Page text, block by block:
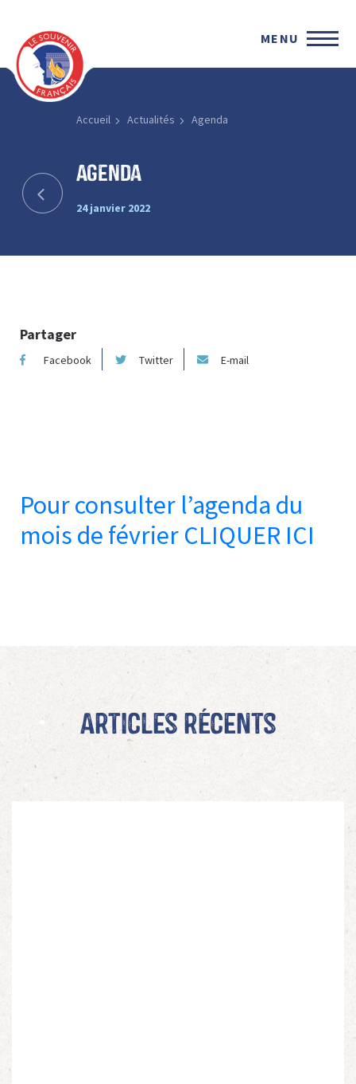
MENU
Accueil Actualités Agenda
Agenda
24 janvier 2022
Partager
Facebook Twitter E-mail
Pour consulter l’agenda du
mois de février CLIQUER ICI
Articles récents